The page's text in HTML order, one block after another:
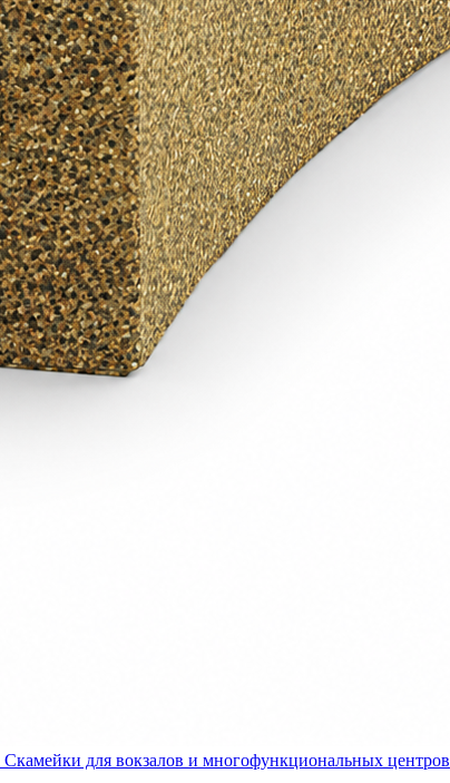
Скамейки для вокзалов и многофункциональных центров